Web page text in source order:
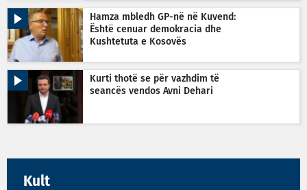
Hamza mbledh GP-në në Kuvend:
Është cenuar demokracia dhe
Kushtetuta e Kosovës
Kurti thotë se për vazhdim të
seancës vendos Avni Dehari
Kult